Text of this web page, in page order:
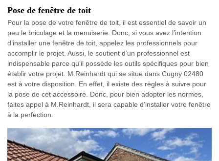
Pose de fenêtre de toit
Pour la pose de votre fenêtre de toit, il est essentiel de savoir un
peu le bricolage et la menuiserie. Donc, si vous avez l’intention
d’installer une fenêtre de toit, appelez les professionnels pour
accomplir le projet. Aussi, le soutient d’un professionnel est
indispensable parce qu’il possède les outils spécifiques pour bien
établir votre projet. M.Reinhardt qui se situe dans Cugny 02480
est à votre disposition. En effet, il existe des règles à suivre pour
la pose de cet accessoire. Donc, pour bien adopter les normes,
faites appel à M.Reinhardt, il sera capable d’installer votre fenêtre
à la perfection.